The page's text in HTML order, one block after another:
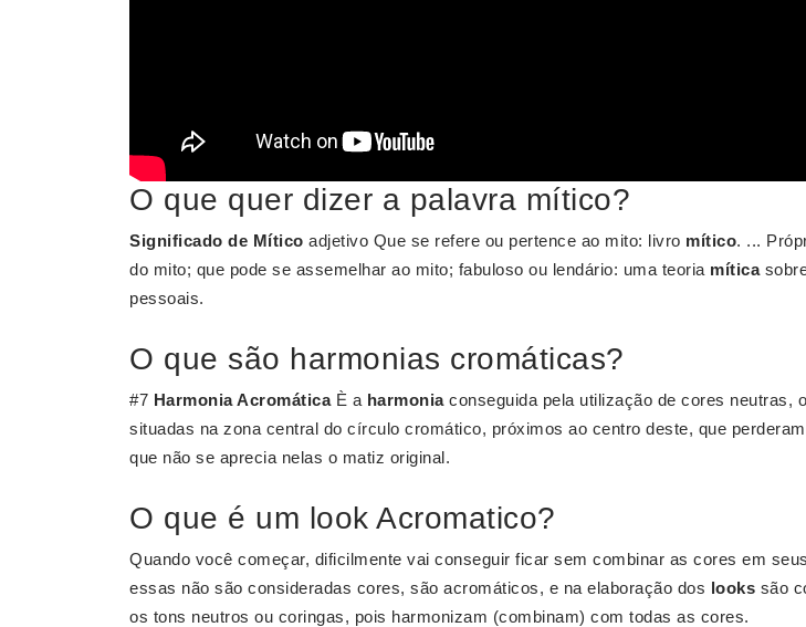
O que quer dizer a palavra mítico?
Significado de Mítico adjetivo Que se refere ou pertence ao mito: livro mítico. ...
do mito; que pode se assemelhar ao mito; fabuloso ou lendário: uma teoria mítica
pessoais.
O que são harmonias cromáticas?
#7 Harmonia AcromáticaÈ a harmoniaconseguida pela utilização de cores neutras,
situadas na zona central do círculo cromático, próximos ao centro deste, que
que não se aprecia nelas o matiz original.
O que é um look Acromatico?
Quando você começar, dificilmente vai conseguir ficar sem combinar as cores em seus
essas não são consideradas cores, são acromáticos, e na elaboração dos looks são
os tons neutros ou coringas, pois harmonizam (combinam) com todas as cores.